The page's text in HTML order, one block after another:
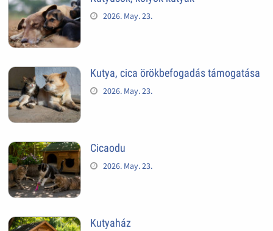
2026. May. 23.
Kutya, cica örökbefogadás támogatása
2026. May. 23.
Cicaodu
2026. May. 23.
Kutyaház